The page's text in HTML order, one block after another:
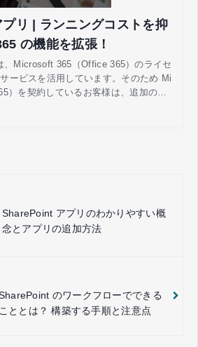
リ | ランニングコストを抑
の機能を拡張！
、Microsoft 365（Office 365）のライセ
ービスを活用しています。そのため Mi
）を契約しているお客様は、追加のラ
SharePoint アプリのわかりやすい概
念とアプリの追加方法
のワークフローでできる
こととは？ 構築する手順と注意点